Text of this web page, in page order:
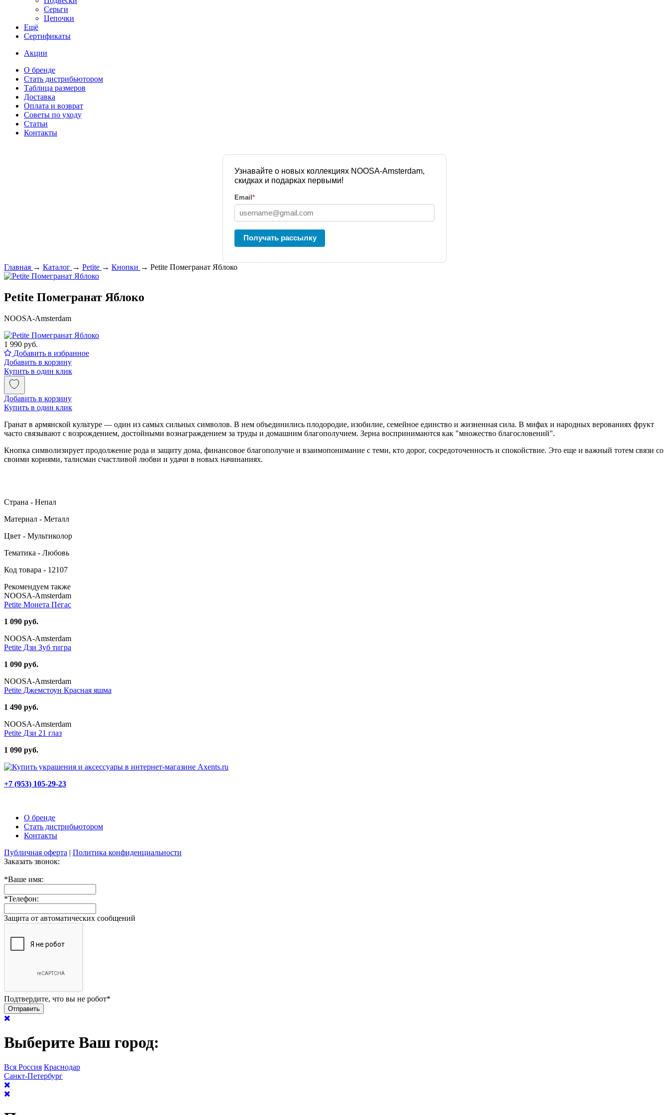
Серьги
Цепочки
Ещё
Сертификаты
Акции
О бренде
Стать дистрибьютором
Таблица размеров
Доставка
Оплата и возврат
Советы по уходу
Статьи
Контакты
Узнавайте о новых коллекциях NOOSA-Amsterdam,
скидках и подарках первыми!
Email *
Получать рассылку
Главная → Каталог → Petite → Кнопки → Petite Помегранат Яблоко
Petite Помегранат Яблоко
NOOSA-Amsterdam
1 990 руб.
Добавить в избранное
Добавить в корзину
Купить в один клик
Добавить в корзину
Купить в один клик
Гранат в армянской культуре — один из самых сильных символов. В нем объединились плодородие, изобилие, семейное единство и жизненная сила. В мифах и народных верованиях фрукт
часто связывают с возрождением, достойными вознаграждением за труды и домашним благополучием. Зерна воспринимаются как "множество благословений".
Кнопка символизирует продолжение рода и защиту дома, финансовое благополучие и взаимопонимание с теми, кто дорог, сосредоточенность и спокойствие. Это еще и важный тотем связи со
своими корнями, талисман счастливой любви и удачи в новых начинаниях.
Страна - Непал
Материал - Металл
Цвет - Мультиколор
Тематика - Любовь
Код товара - 12107
Рекомендуем также
NOOSA-Amsterdam
Petite Монета Пегас
1 090 руб.
NOOSA-Amsterdam
Petite Дзи Зуб тигра
1 090 руб.
NOOSA-Amsterdam
Petite Джемстоун Красная яшма
1 490 руб.
NOOSA-Amsterdam
Petite Дзи 21 глаз
1 090 руб.
+7 (953) 105-29-23
О бренде
Стать дистрибьютором
Контакты
Публичная оферта | Политика конфиденциальности
Заказать звонок:
*Ваше имя:
*Телефон:
Защита от автоматических сообщений
Подтвердите, что вы не робот*
Выберите Ваш город:
Вся Россия Краснодар
Санкт-Петербург